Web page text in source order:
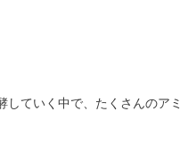
ていく中で、たくさんのアミ